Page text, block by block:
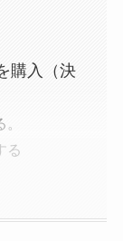
購入（決
る